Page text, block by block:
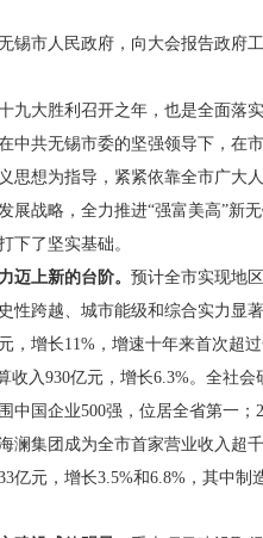
市人民政府，向大会报告政府工
大胜利召开之年，也是全面落实
中共无锡市委的坚强领导下，在
思想为指导，紧紧依靠全市广大
展战略，全力推进“强富美高”新
下了坚实基础。
迈上新的台阶。 预计全市实现地
性跨越、城市能级和综合实力显
，增长11%，增速十年来首次超
收入930亿元，增长6.3%。全社
中国企业500强，位居全省第一
澜集团成为全市首家营业收入超
亿元，增长3.5%和6.8%，其中